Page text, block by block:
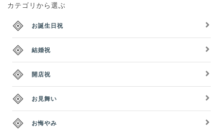
カテゴリから選ぶ
お誕生日祝
結婚祝
開店祝
お見舞い
お悔やみ